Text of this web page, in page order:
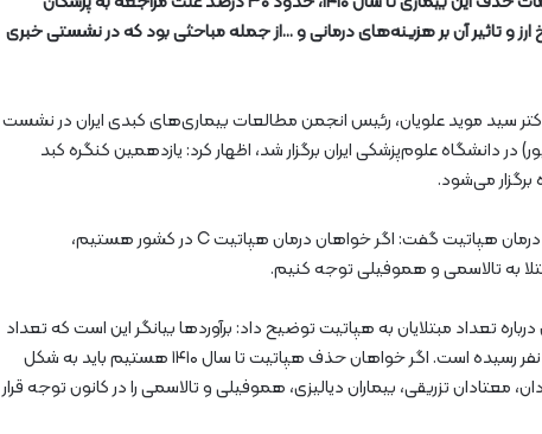
و تاثیر آن بر هزینه‌های درمانی و …از جمله مباحثی بود که در نشستی خبری
سید موید علویان، رئیس انجمن مطالعات بیماری‌های کبدی ایران در نشست
گوارش و کبد» که امروز (۱۸ شهریور) در دانشگاه علوم‌پزشکی ایران برگزار شد، اظهار کرد: یازدهمین کنگره کبد
وی درباره ضرورت توجه به گروه‌های پرخطر در درمان هپاتیت گفت: اگر خواهان درمان هپاتیت C در کشور هستیم،
به تالاسمی و هموفیلی توجه کنیم.
تعداد مبتلایان به هپاتیت توضیح داد: برآوردها بیانگر این است که تعداد
مبتلایان به هپاتیت C از ۱۷۵هزار نفر به ۱۲۰هزار نفر رسیده است. اگر خواهان حذف هپاتیت تا سال ۱۴۱۰ هستیم باید به شکل
معتادان تزریقی، بیماران دیالیزی، هموفیلی و تالاسمی را در کانون توجه قرار